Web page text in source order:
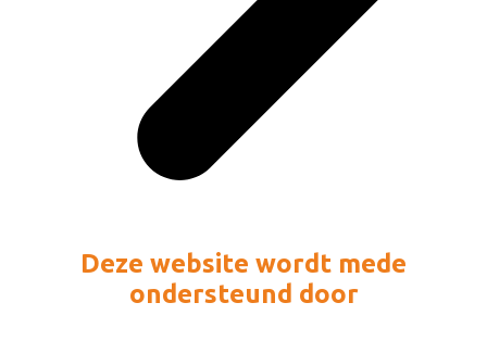
Deze website wordt mede
ondersteund door